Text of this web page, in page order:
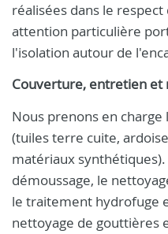
réalisées dans le
attention particulière
l'isolation autour de
Couverture, entretien et
Nous prenons en charge
(tuiles terre cuite,
matériaux
démoussage, le
le traitement hydrofuge
nettoyage de gouttières